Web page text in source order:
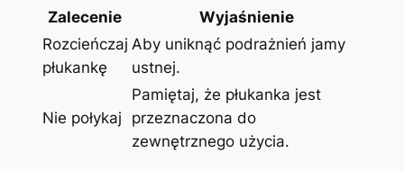
Zalecenie
Wyjaśnienie
Rozcieńczaj
płukankę
Aby uniknąć podrażnień jamy
ustnej.
Nie połykaj
Pamiętaj, że płukanka jest
przeznaczona do
zewnętrznego użycia.